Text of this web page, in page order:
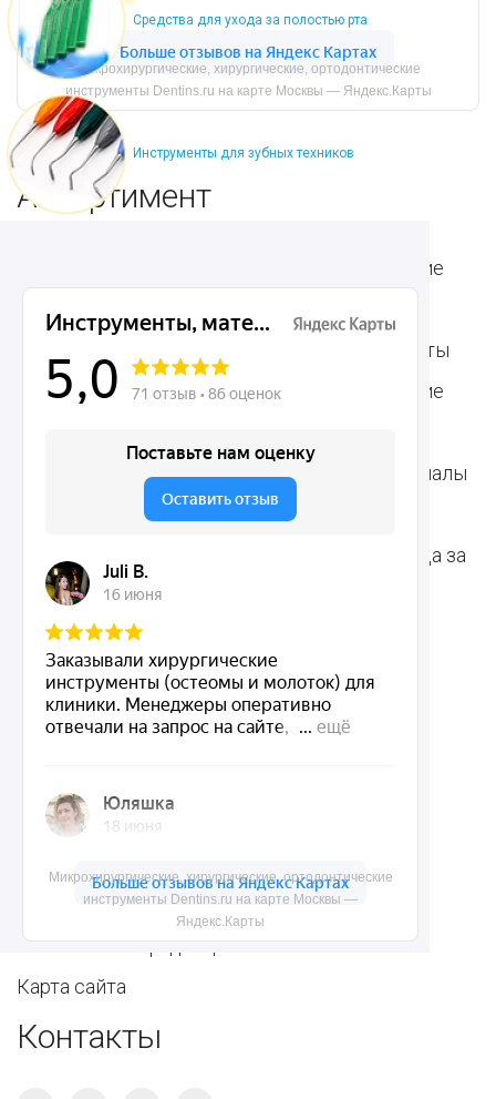
Средства для ухода за полостью рта
Инструменты для зубных техников
Микрохирургические, хирургические, ортодонтические
инструменты Dentins.ru на карте Москвы —
Яндекс.Карты
Микрохирургические, хирургические, ортодонтические
инструменты Dentins.ru на карте Москвы — Яндекс.Карты
Ассортимент
Хирургические
Пародонтологические
Ортодонтические
инструменты
Ортопедические
инструменты
Стоматологические
Общие инструменты
Стоматологические
Расходные материалы
для стоматологии
Средства для ухода за
Акции
Доставка и контакты
Политика конфиденциальности
Карта сайта
Контакты